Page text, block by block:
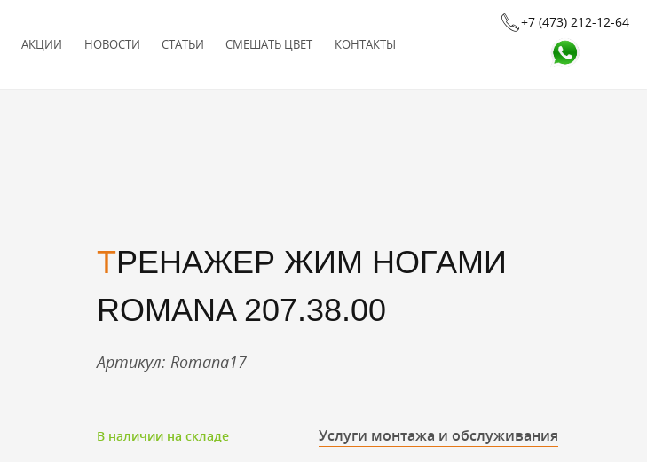
АКЦИИ НОВОСТИ СТАТЬИ СМЕШАТЬ ЦВЕТ КОНТАКТЫ
+7 (473) 212-12-64
ТРЕНАЖЕР ЖИМ НОГАМИ
ROMANA 207.38.00
Артикул: Romana17
В наличии на складе Услуги монтажа и обслуживания